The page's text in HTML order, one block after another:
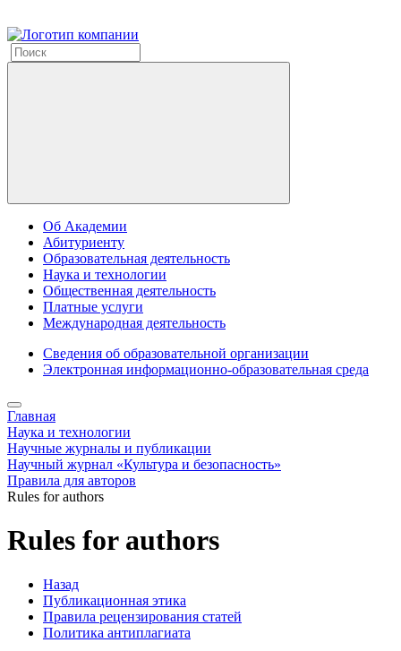
Об Академии
Абитуриенту
Образовательная деятельность
Наука и технологии
Общественная деятельность
Платные услуги
Международная деятельность
Сведения об образовательной организации
Электронная информационно-образовательная среда
Главная
Наука и технологии
Научные журналы и публикации
Научный журнал «Культура и безопасность»
Правила для авторов
Rules for authors
Rules for authors
Назад
Публикационная этика
Правила рецензирования статей
Политика антиплагиата